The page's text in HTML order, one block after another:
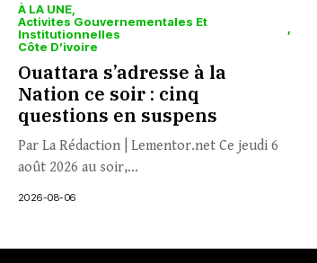
À LA UNE
Activites Gouvernementales Et
Institutionnelles
Côte D’ivoire
Ouattara s’adresse à la
Nation ce soir : cinq
questions en suspens
Par La Rédaction | Lementor.net Ce jeudi 6
août 2026 au soir,...
2026-08-06